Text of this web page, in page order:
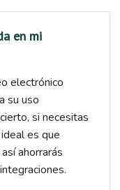
en mi
electrónico
su uso
si necesitas
es que
ahorrarás